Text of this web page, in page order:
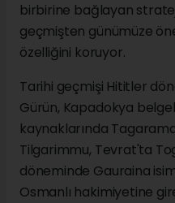
birbirine bağlayan
geçmişten günümüze
özelliğini koruyor.
Tarihi geçmişi Hititler
Gürün, Kapadokya
kaynaklarında
Tilgarimmu, Tevrat'ta
döneminde Gauraina
Osmanlı hakimiyetine